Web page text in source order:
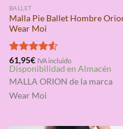
BALLET
Malla Pie Ballet Hombre
Wear Moi
Valorado
con4.50
de 5
61,95€ IVA incluido
Disponibilidad en Almacén
MALLA ORION de la marca
Wear Moi